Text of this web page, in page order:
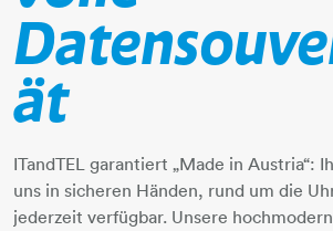
ät
ITandTEL garantiert „Made in Austria“:
uns in sicheren Händen, rund um die
jederzeit verfügbar. Unsere